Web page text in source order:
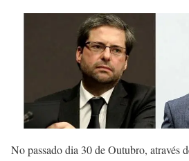
No passado dia 30 de Outubro, através